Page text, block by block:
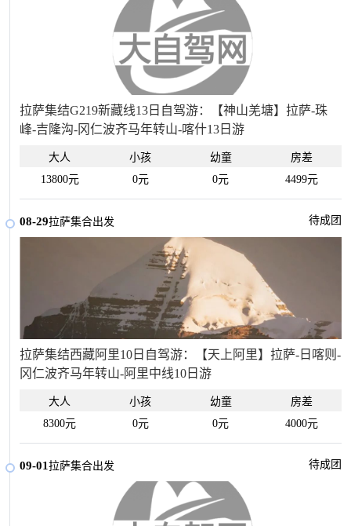
拉萨集结G219新藏线13日自驾游：【神山羌塘】拉萨-珠
峰-吉隆沟-冈仁波齐马年转山-喀什13日游
大人 小孩 幼童
房差
13800元
0元 0元 4499元
08-29拉萨集合出发 待成团
拉萨集结西藏阿里10日自驾游：【天上阿里】拉萨-日喀则-
冈仁波齐马年转山-阿里中线10日游
大人 小孩 幼童
房差
8300元
0元 0元 4000元
09-01 拉萨集合出发 待成团